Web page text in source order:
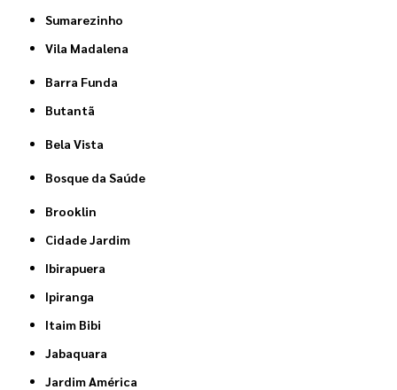
Sumarezinho
Vila Madalena
Barra Funda
Butantã
Bela Vista
Bosque da Saúde
Brooklin
Cidade Jardim
Ibirapuera
Ipiranga
Itaim Bibi
Jabaquara
Jardim América